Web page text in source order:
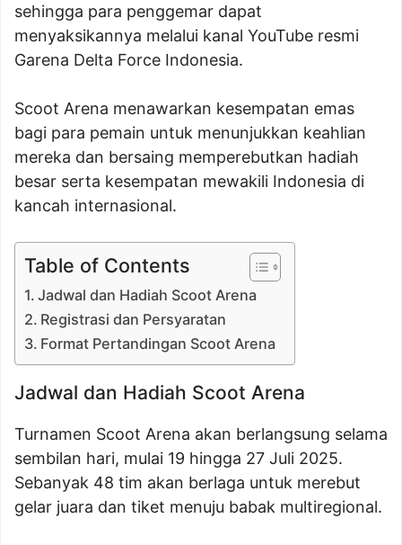
sehingga para penggemar dapat
menyaksikannya melalui kanal YouTube resmi
Garena Delta Force Indonesia.
Scoot Arena menawarkan kesempatan emas
bagi para pemain untuk menunjukkan keahlian
mereka dan bersaing memperebutkan hadiah
besar serta kesempatan mewakili Indonesia di
kancah internasional.
Table of Contents
Jadwal dan Hadiah Scoot Arena
Registrasi dan Persyaratan
Format Pertandingan Scoot Arena
Jadwal dan Hadiah Scoot Arena
Turnamen Scoot Arena akan berlangsung selama
sembilan hari, mulai 19 hingga 27 Juli 2025.
Sebanyak 48 tim akan berlaga untuk merebut
gelar juara dan tiket menuju babak multiregional.